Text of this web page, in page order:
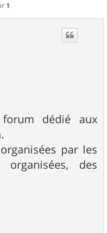
1
dédié aux
par les
organisées, des